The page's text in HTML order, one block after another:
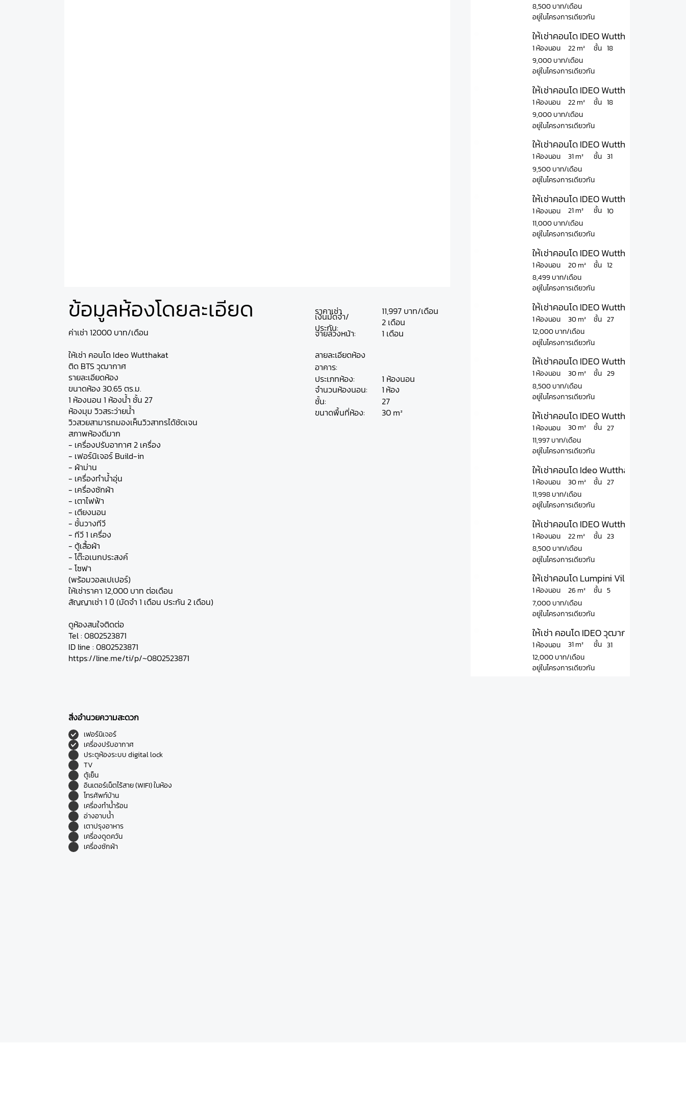
ข้อมูลห้องโดยละเอียด
ค่าเช่า 12000 บาท/เดือน
ให้เช่า คอนโด Ideo Wutthakat
ติด BTS วุฒากาศ
รายละเอียดห้อง
ขนาดห้อง 30.65 ตร.ม.
1 ห้องนอน 1 ห้องน้ำ ชั้น 27
ห้องมุม วิวสระว่ายน้ำ
วิวสวยสามารถมองเห็นวิวสาทรได้ชัดเจน
สภาพห้องดีมาก
- เครื่องปรับอากาศ 2 เครื่อง
- เฟอร์นิเจอร์ Build-in
- ผ้าม่าน
- เครื่องทำน้ำอุ่น
- เครื่องซักผ้า
- เตาไฟฟ้า
- เตียงนอน
- ชั้นวางทีวี
- ทีวี 1 เครื่อง
- ตู้เสื้อผ้า
- โต๊ะอเนกประสงค์
- โซฟา
(พร้อมวอลเปเปอร์)
ให้เช่าราคา 12,000 บาท ต่อเดือน
สัญญาเช่า 1 ปี (มัดจำ 1 เดือน ประกัน 2 เดือน)
ดูห้องสนใจติดต่อ
Tel : 0802523871
ID line : 0802523871
https://line.me/ti/p/~0802523871
ลายละเอียดห้อง
อาคาร:
ประเภทห้อง:
จำนวนห้องนอน:
ชั้น:
ขนาดพื้นที่ห้อง:
1 ห้องนอน
1
27
30 m²
ห้อง
ราคาเช่า
เงินมัดจำ/
ประกัน:
จ่ายล่วงหน้า:
11,997 บาท/เดือน
2 เดือน
1 เดือน
สิ่งอำนวยความสะดวก
เฟอร์นิเจอร์
เครื่องปรับอากาศ
ประตูห้องระบบ digital lock
TV
ตู้เย็น
อินเตอร์เน็ตไร้สาย (WIFI) ในห้อง
โทรศัพท์บ้าน
เครื่องทำน้ำร้อน
อ่างอาบน้ำ
เตาปรุงอาหาร
เครื่องดูดควัน
เครื่องซักผ้า
8,500 บาท/เดือน
อยู่ในโครงการเดียวกัน
ให้เช่าคอนโด IDEO Wutthakat ไอดีโอ วุ
1 ห้องนอน
9,000 บาท/เดือน
ชั้น
22 m² 18
อยู่ในโครงการเดียวกัน
ให้เช่าคอนโด IDEO Wutthakat ไอดีโอ วุ
1 ห้องนอน
9,000 บาท/เดือน
ชั้น
22 m² 18
อยู่ในโครงการเดียวกัน
ให้เช่าคอนโด IDEO Wutthakat ไอดีโอ วุ
1 ห้องนอน
9,500 บาท/เดือน
ชั้น
31 m² 31
อยู่ในโครงการเดียวกัน
ให้เช่าคอนโด IDEO Wutthakat ไอดีโอ วุ
1 ห้องนอน
11,000 บาท/เดือน
ชั้น
21 m² 10
อยู่ในโครงการเดียวกัน
ให้เช่าคอนโด IDEO Wutthakat ไอดีโอ วุ
1 ห้องนอน
8,499 บาท/เดือน
ชั้น
20 m² 12
อยู่ในโครงการเดียวกัน
ให้เช่าคอนโด IDEO Wutthakat ไอดีโอ วุ
1 ห้องนอน
12,000 บาท/เดือน
ชั้น
30 m² 27
อยู่ในโครงการเดียวกัน
ให้เช่าคอนโด IDEO Wutthakat ไอดีโอ วุ
1 ห้องนอน
8,500 บาท/เดือน
ชั้น
30 m² 29
อยู่ในโครงการเดียวกัน
ให้เช่าคอนโด IDEO Wutthakat ไอดีโอ วุ
1 ห้องนอน
11,997 บาท/เดือน
ชั้น
30 m² 27
อยู่ในโครงการเดียวกัน
ให้เช่าคอนโด Ideo Wutthakat ไอดีโอ วุ
1 ห้องนอน
11,998 บาท/เดือน
ชั้น
30 m² 27
อยู่ในโครงการเดียวกัน
ให้เช่าคอนโด IDEO Wutthakat ไอดีโอ วุ
1 ห้องนอน
8,500 บาท/เดือน
ชั้น
22 m² 23
อยู่ในโครงการเดียวกัน
ให้เช่าคอนโด Lumpini Ville On Nut -
1 ห้องนอน
7,000 บาท/เดือน
ชั้น
26 m² 5
อยู่ในโครงการเดียวกัน
ให้เช่า คอนโด IDEO วุฒากาศ BTS วุฒาก
1 ห้องนอน
12,000 บาท/เดือน
ชั้น
31 m² 31
อยู่ในโครงการเดียวกัน